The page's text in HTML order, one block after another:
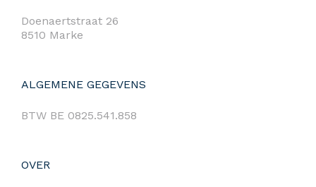
Doenaertstraat 26
8510 Marke
ALGEMENE GEGEVENS
BTW BE 0825.541.858
OVER